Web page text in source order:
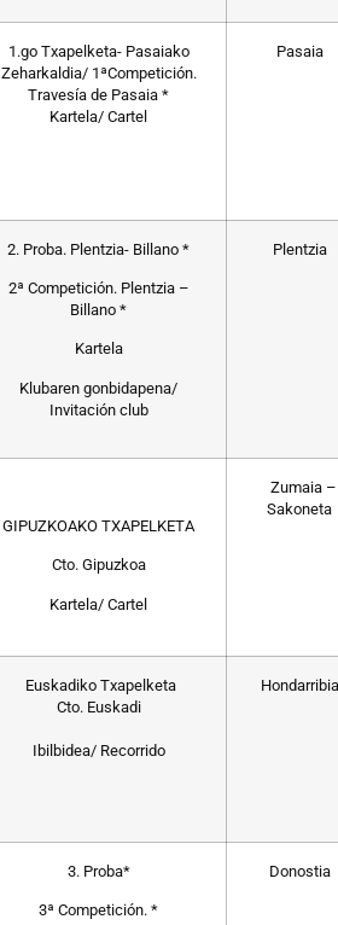
1.go Txapelketa- Pasaiako
Zeharkaldia/ 1ªCompetición.
Travesía de Pasaia *
Kartela/ Cartel
Pasaia
2. Proba. Plentzia- Billano *
2ª Competición. Plentzia –
Billano *
Kartela
Klubaren gonbidapena/
Invitación club
Plentzia
GIPUZKOAKO TXAPELKETA
Cto. Gipuzkoa
Kartela/ Cartel
Zumaia –
Sakoneta
Euskadiko Txapelketa
Cto. Euskadi
Ibilbidea/ Recorrido
Hondarribia
3. Proba*
3ª Competición. *
Donostia